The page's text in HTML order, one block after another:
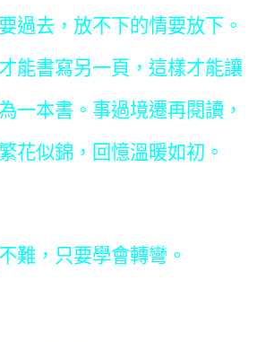
過去，放不下的情要放下。
能書寫另一頁，這樣才能讓
一本書。事過境遷再閱讀，
花似錦，回憶溫暖如初。
難，只要學會轉彎。